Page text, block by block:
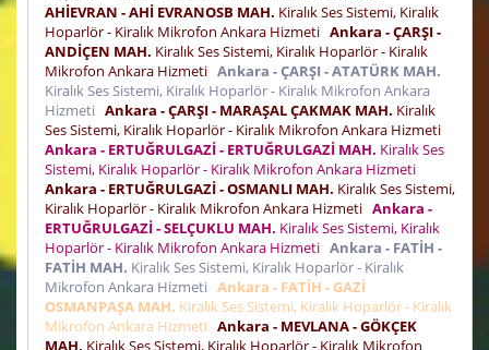
AHİEVRAN - AHİ EVRANOSB MAH. Kiralık Ses Sistemi, Kiralık
Hoparlör - Kiralık Mikrofon Ankara Hizmeti Ankara - ÇARŞI -
ANDİÇEN MAH. Kiralık Ses Sistemi, Kiralık Hoparlör - Kiralık
Mikrofon Ankara Hizmeti Ankara - ÇARŞI - ATATÜRK MAH.
Kiralık Ses Sistemi, Kiralık Hoparlör - Kiralık Mikrofon Ankara
Hizmeti Ankara - ÇARŞI - MARAŞAL ÇAKMAK MAH. Kiralık
Ses Sistemi, Kiralık Hoparlör - Kiralık Mikrofon Ankara Hizmeti
Ankara - ERTUĞRULGAZİ - ERTUĞRULGAZİ MAH. Kiralık Ses
Sistemi, Kiralık Hoparlör - Kiralık Mikrofon Ankara Hizmeti
Ankara - ERTUĞRULGAZİ - OSMANLI MAH. Kiralık Ses Sistemi,
Kiralık Hoparlör - Kiralık Mikrofon Ankara Hizmeti Ankara -
ERTUĞRULGAZİ - SELÇUKLU MAH. Kiralık Ses Sistemi, Kiralık
Hoparlör - Kiralık Mikrofon Ankara Hizmeti Ankara - FATİH -
FATİH MAH. Kiralık Ses Sistemi, Kiralık Hoparlör - Kiralık
Mikrofon Ankara Hizmeti Ankara - FATİH - GAZİ
OSMANPAŞA MAH. Kiralık Ses Sistemi, Kiralık Hoparlör - Kiralık
Mikrofon Ankara Hizmeti Ankara - MEVLANA - GÖKÇEK
MAH. Kiralık Ses Sistemi, Kiralık Hoparlör - Kiralık Mikrofon